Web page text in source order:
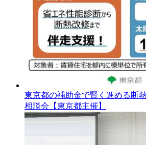
東京都の補助金で賢く進める断
相談会【東京都主催】